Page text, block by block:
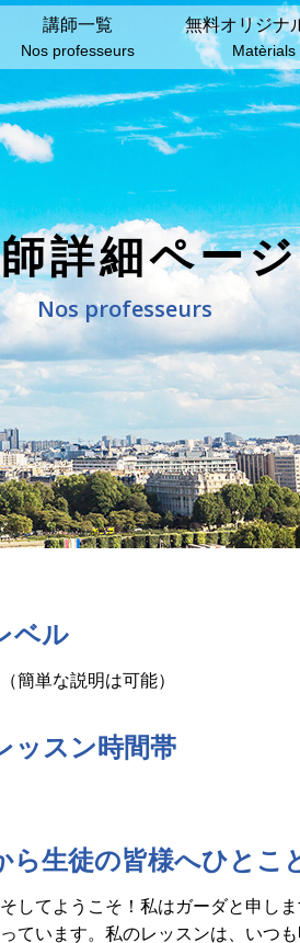
講師⼀覧
Nos professeurs
無料オリジナ
Matèrials
詳細ページ
Nos professeurs
ベル
簡単な説明は可能）
ッスン時間帯
ら生徒の皆様へひとこ
してようこそ！私はガーダと申し
ています。私のレッスンは、いつ